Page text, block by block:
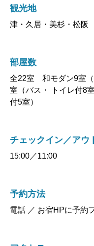
観光地
津・久居・美杉・松阪
部屋数
全22室 和モダン9室（
室（バス・ トイレ付8
付5室）
チェックイン／アウ
15:00／11:00
予約方法
電話 ／ お宿HPに予約